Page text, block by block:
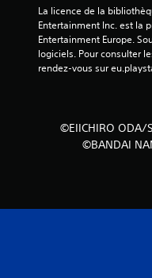
La licence de la
Entertainment Inc. est la
Entertainment Europe.
logiciels. Pour consulter
rendez-vous sur
©EIICHIRO ODA/
©BANDAI